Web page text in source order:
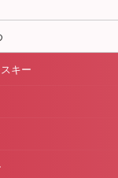
キー